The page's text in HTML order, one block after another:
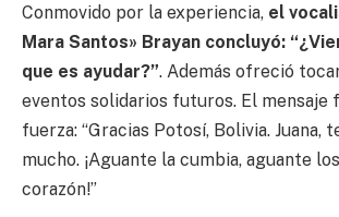
Conmovido por la experiencia, el
Mara Santos» Brayan concluyó:
que es ayudar?”. Además ofreció
eventos solidarios futuros. El mensaje
fuerza: “Gracias Potosí, Bolivia. Juana,
mucho. ¡Aguante la cumbia, aguante
corazón!”